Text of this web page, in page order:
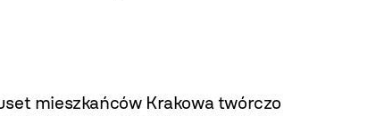
mieszkańców Krakowa twórczo